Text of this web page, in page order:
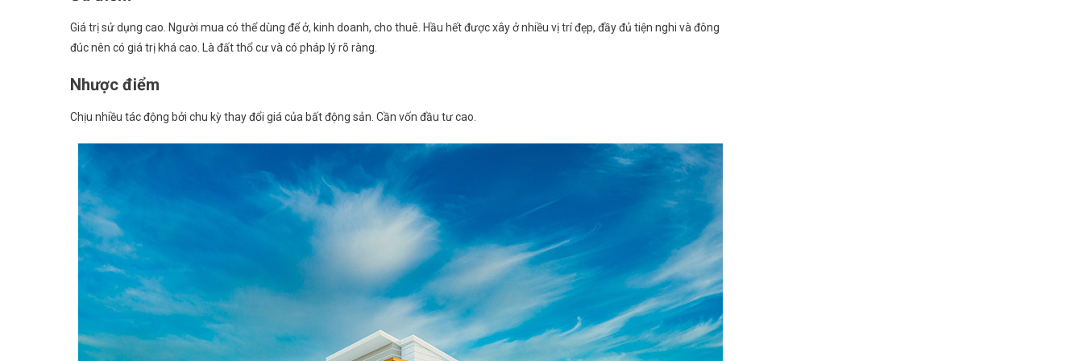
Giá trị sử dụng cao. Người mua có thể dùng để ở, kinh doanh, cho thuê. Hầu hết được xây ở nhiều vị trí đẹp, đầy đủ tiện nghi và đông
đúc nên có giá trị khá cao. Là đất thổ cư và có pháp lý rõ ràng.
Nhược điểm
Chịu nhiều tác động bởi chu kỳ thay đổi giá của bất động sản. Cần vốn đầu tư cao.